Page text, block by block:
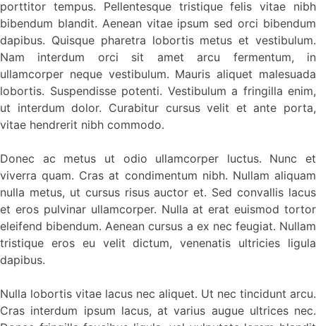
porttitor tempus. Pellentesque tristique felis vitae nibh
bibendum blandit. Aenean vitae ipsum sed orci bibendum
dapibus. Quisque pharetra lobortis metus et vestibulum.
Nam interdum orci sit amet arcu fermentum, in
ullamcorper neque vestibulum. Mauris aliquet malesuada
lobortis. Suspendisse potenti. Vestibulum a fringilla enim,
ut interdum dolor. Curabitur cursus velit et ante porta,
vitae hendrerit nibh commodo.
Donec ac metus ut odio ullamcorper luctus. Nunc et
viverra quam. Cras at condimentum nibh. Nullam aliquam
nulla metus, ut cursus risus auctor et. Sed convallis lacus
et eros pulvinar ullamcorper. Nulla at erat euismod tortor
eleifend bibendum. Aenean cursus a ex nec feugiat. Nullam
tristique eros eu velit dictum, venenatis ultricies ligula
dapibus.
Nulla lobortis vitae lacus nec aliquet. Ut nec tincidunt arcu.
Cras interdum ipsum lacus, at varius augue ultrices nec.